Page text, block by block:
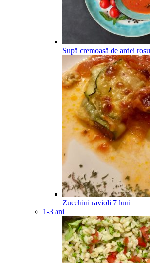
Supă cremoasă de ardei roșu
Zucchini ravioli 7 luni
1-3 ani